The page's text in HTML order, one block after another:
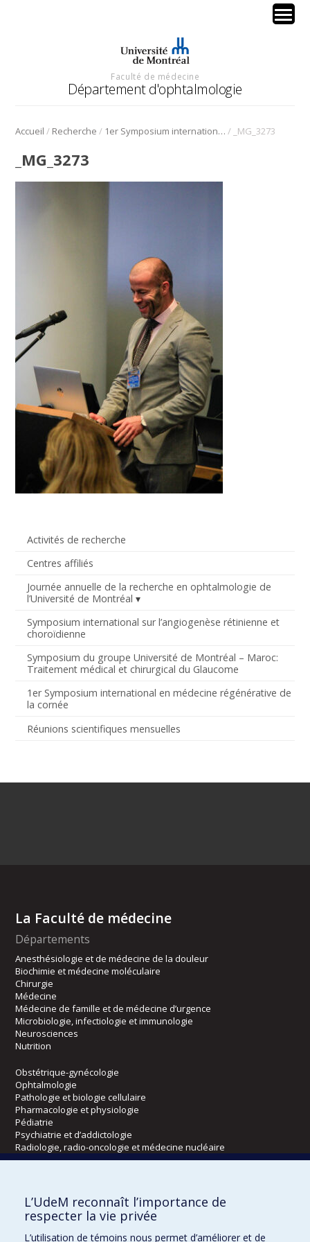
Faculté de médecine
Département d'ophtalmologie
Accueil / Recherche / 1er Symposium international en médecine régénérative de la cornée / _MG_3273
Activités de recherche
Centres affiliés
Journée annuelle de la recherche en ophtalmologie de
l’Université de Montréal
Symposium international sur l’angiogenèse rétinienne et
choroïdienne
Symposium du groupe Université de Montréal – Maroc:
Traitement médical et chirurgical du Glaucome
1er Symposium international en médecine régénérative de
la cornée
Réunions scientifiques mensuelles
_MG_3273
La Faculté de médecine
Départements
Anesthésiologie et de médecine de la douleur
Biochimie et médecine moléculaire
Chirurgie
Médecine
Médecine de famille et de médecine d’urgence
Microbiologie, infectiologie et immunologie
Neurosciences
Nutrition
Obstétrique-gynécologie
Ophtalmologie
Pathologie et biologie cellulaire
Pharmacologie et physiologie
Pédiatrie
Psychiatrie et d’addictologie
Radiologie, radio-oncologie et médecine nucléaire
Écoles
Kinésiologie et des sciences de l’activité physique
Orthophonie et audiologie
Réadaptation
L’UdeM reconnaît l’importance de
respecter la vie privée
L’utilisation de témoins nous permet d’améliorer et de